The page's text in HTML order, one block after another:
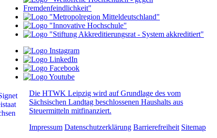
Die HTWK Leipzig wird auf Grundlage des vom
Sächsischen Landtag beschlossenen Haushalts aus
Steuermitteln mitfinanziert.
Impressum Datenschutzerklärung Barrierefreiheit Sitemap